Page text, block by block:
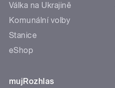
Válka na Ukrajině
Komunální volby
Stanice
eShop
mujRozhlas